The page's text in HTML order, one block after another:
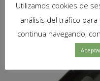
Utilizamos cookies de
análisis del tráfico
continua navegando,